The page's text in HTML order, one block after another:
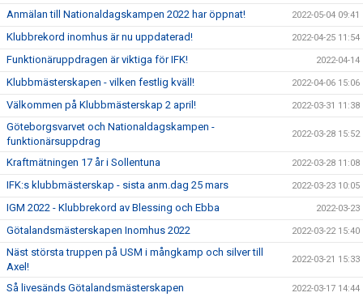
Anmälan till Nationaldagskampen 2022 har öppnat! 2022-05-04 09:41
Klubbrekord inomhus är nu uppdaterad! 2022-04-25 11:54
Funktionäruppdragen är viktiga för IFK! 2022-04-14
Klubbmästerskapen - vilken festlig kväll! 2022-04-06 15:06
Välkommen på Klubbmästerskap 2 april! 2022-03-31 11:38
Göteborgsvarvet och Nationaldagskampen -
funktionärsuppdrag
2022-03-28 15:52
Kraftmätningen 17 år i Sollentuna 2022-03-28 11:08
IFK:s klubbmästerskap - sista anm.dag 25 mars 2022-03-23 10:05
IGM 2022 - Klubbrekord av Blessing och Ebba 2022-03-23
Götalandsmästerskapen Inomhus 2022 2022-03-22 15:40
Näst största truppen på USM i mångkamp och silver till
Axel!
2022-03-21 15:33
Så livesänds Götalandsmästerskapen 2022-03-17 14:44